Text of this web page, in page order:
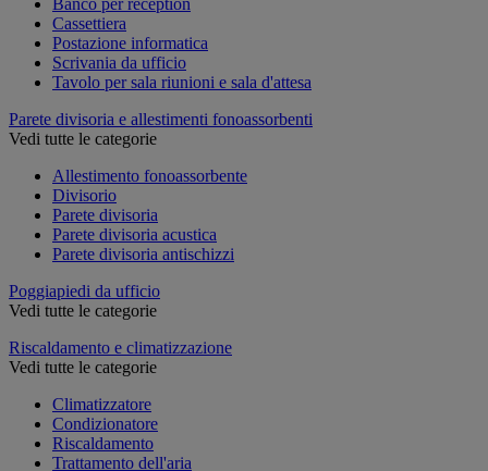
Cassettiera
Postazione informatica
Scrivania da ufficio
Tavolo per sala riunioni e sala d'attesa
Parete divisoria e allestimenti fonoassorbenti
Vedi tutte le categorie
Allestimento fonoassorbente
Divisorio
Parete divisoria
Parete divisoria acustica
Parete divisoria antischizzi
Poggiapiedi da ufficio
Vedi tutte le categorie
Riscaldamento e climatizzazione
Vedi tutte le categorie
Climatizzatore
Condizionatore
Riscaldamento
Trattamento dell'aria